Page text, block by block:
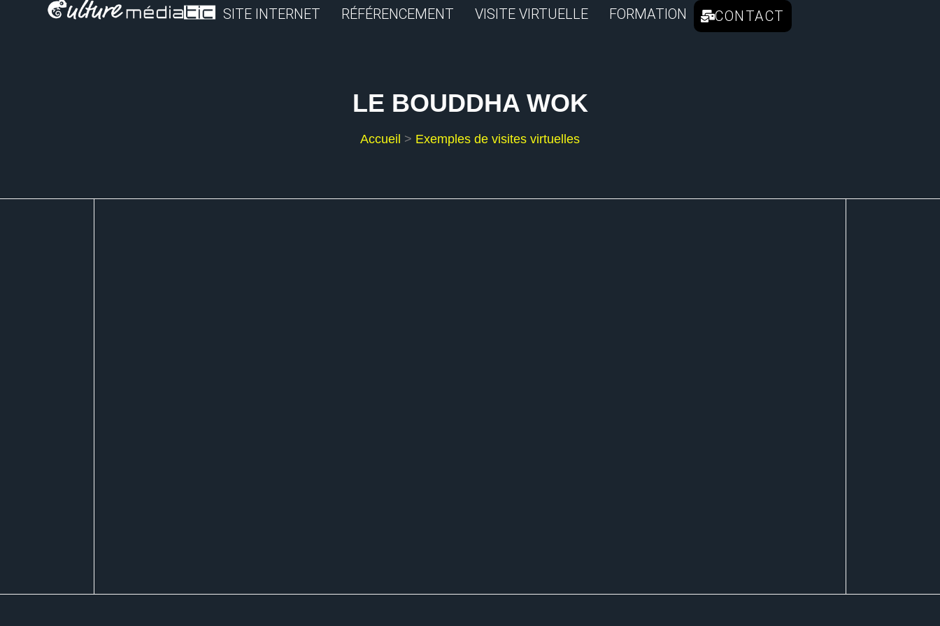
SITE INTERNET RÉFÉRENCEMENT VISITE VIRTUELLE FORMATION CONTACT
LE BOUDDHA WOK
Accueil > Exemples de visites virtuelles